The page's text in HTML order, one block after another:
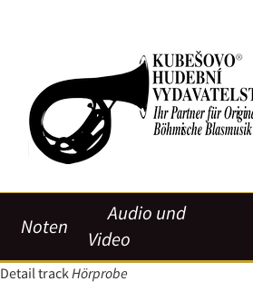
Noten
Audio und
Video
Detail trackHörprobe